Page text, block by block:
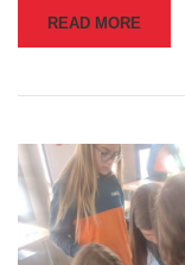
READ MORE